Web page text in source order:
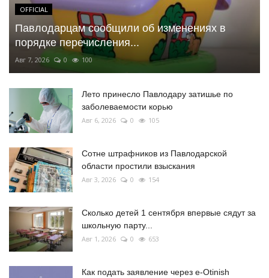
OFFICIAL
Павлодарцам сообщили об изменениях в
порядке перечисления...
Авг 7, 2026 0 100
Лето принесло Павлодару затишье по
заболеваемости корью
Авг 6, 2026 0 105
Сотне штрафников из Павлодарской
области простили взыскания
Авг 3, 2026 0 154
Сколько детей 1 сентября впервые сядут за
школьную парту...
Авг 1, 2026 0 653
Как подать заявление через e-Otinish